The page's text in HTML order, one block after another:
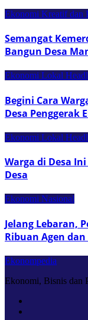
Ekonomi Kreatif dan
Semangat
Bangun Desa
Ekonomi Lokal
Begini Cara
Desa Penggerak
Ekonomi Lokal
Warga di Desa
Desa
Ekonomi Nasional
Jelang Lebaran,
Ribuan Agen dan
Ekonompedia
Ekonomi, Bisnis dan